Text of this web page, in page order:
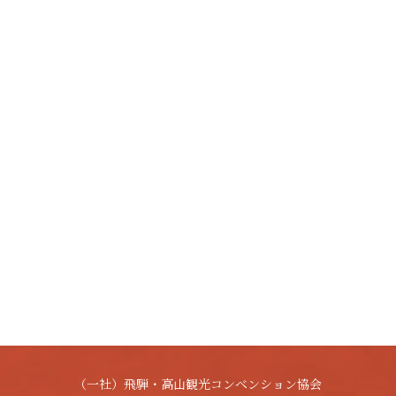
（一社）飛騨・高山観光コンベンション協会